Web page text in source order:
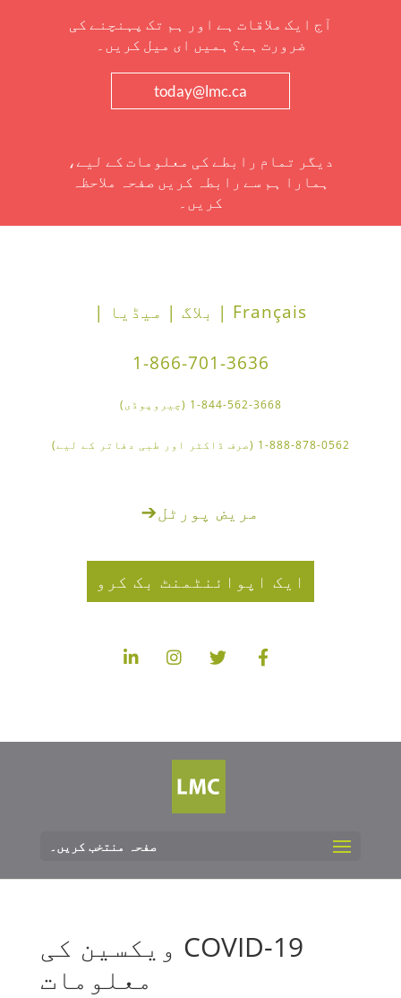
آج ایک ملاقات ہے اور ہم تک پہنچنے کی
ضرورت ہے؟ ہمیں ای میل کریں۔
today@lmc.ca
دیگر تمام رابطے کی معلومات کے لیے،
ہمارا ہم سے رابطہ کریں صفحہ ملاحظہ
کریں۔
Français | بلاگ | میڈیا |
1-866-701-3636
1-844-562-3668 (چیروپوڈی)
1-888-878-0562 (صرف ڈاکٹر اور طبی دفاتر کے لیے)
مریض پورٹل➔
ایک اپوائنٹمنٹ بک کرو
صفحہ منتخب کریں۔
COVID-19 ویکسین کی
معلومات